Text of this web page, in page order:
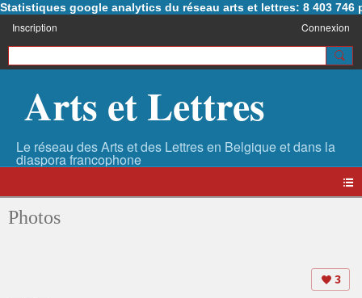
Statistiques google analytics du réseau arts et lettres: 8 403 746
Inscription Connexion
Arts et Lettres
Photos
3